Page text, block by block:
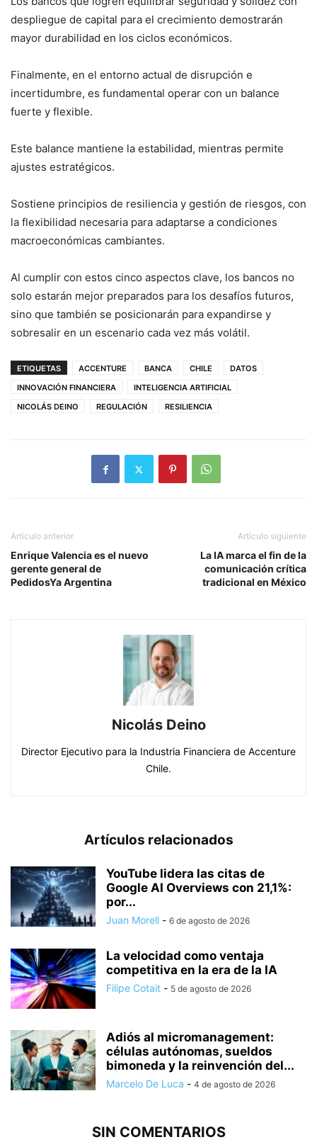
despliegue de capital para el crecimiento demostrarán
mayor durabilidad en los ciclos económicos.
Finalmente, en el entorno actual de disrupción e
incertidumbre, es fundamental operar con un balance
fuerte y flexible.
Este balance mantiene la estabilidad, mientras permite
ajustes estratégicos.
Sostiene principios de resiliencia y gestión de riesgos, con
la flexibilidad necesaria para adaptarse a condiciones
macroeconómicas cambiantes.
Al cumplir con estos cinco aspectos clave, los bancos no
solo estarán mejor preparados para los desafíos futuros,
sino que también se posicionarán para expandirse y
sobresalir en un escenario cada vez más volátil.
ETIQUETAS ACCENTURE BANCA CHILE
DATOS
INNOVACIÓN FINANCIERA
INTELIGENCIA ARTIFICIAL
NICOLÁS DEINO
REGULACIÓN RESILIENCIA
Artículo anterior
Enrique Valencia es el nuevo
gerente general de
PedidosYa Argentina
Artículo siguiente
La IA marca el fin de la
comunicación crítica
tradicional en México
Nicolás Deino
Director Ejecutivo para la Industria Financiera de Accenture
Chile.
Artículos relacionados
YouTube lidera las citas de
Google AI Overviews con 21,1%:
por...
Juan Morell - 6 de agosto de 2026
La velocidad como ventaja
competitiva en la era de la IA
Filipe Cotait - 5 de agosto de 2026
Adiós al micromanagement:
células autónomas, sueldos
bimoneda y la reinvención del...
Marcelo De Luca - 4 de agosto de 2026
SIN COMENTARIOS